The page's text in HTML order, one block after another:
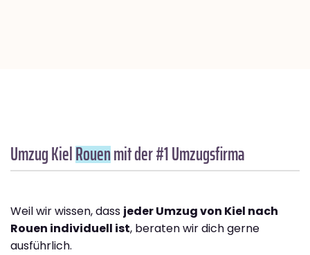
Umzug KielRouenmit der #1 Umzugsfirma
Weil wir wissen, dass jeder Umzug von Kiel nach
Rouen individuell ist, beraten wir dich gerne
ausführlich.